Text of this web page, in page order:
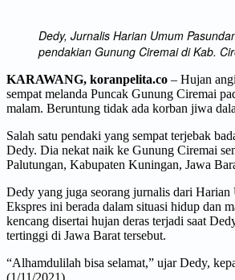
Dedy, Jurnalis Harian Umum
pendakian Gunung Ciremai di Kab.
KARAWANG, koranpelita.co – Hujan
sempat melanda Puncak Gunung Ciremai
malam. Beruntung tidak ada korban jiwa
Salah satu pendaki yang sempat terjebak
Dedy. Dia nekat naik ke Gunung Ciremai
Palutungan, Kabupaten Kuningan, Jawa
Dedy yang juga seorang jurnalis dari Harian
Ekspres ini berada dalam situasi hidup dan
kencang disertai hujan deras terjadi saat
tertinggi di Jawa Barat tersebut.
“Alhamdulilah bisa selamat,” ujar Dedy,
(1/11/2021).